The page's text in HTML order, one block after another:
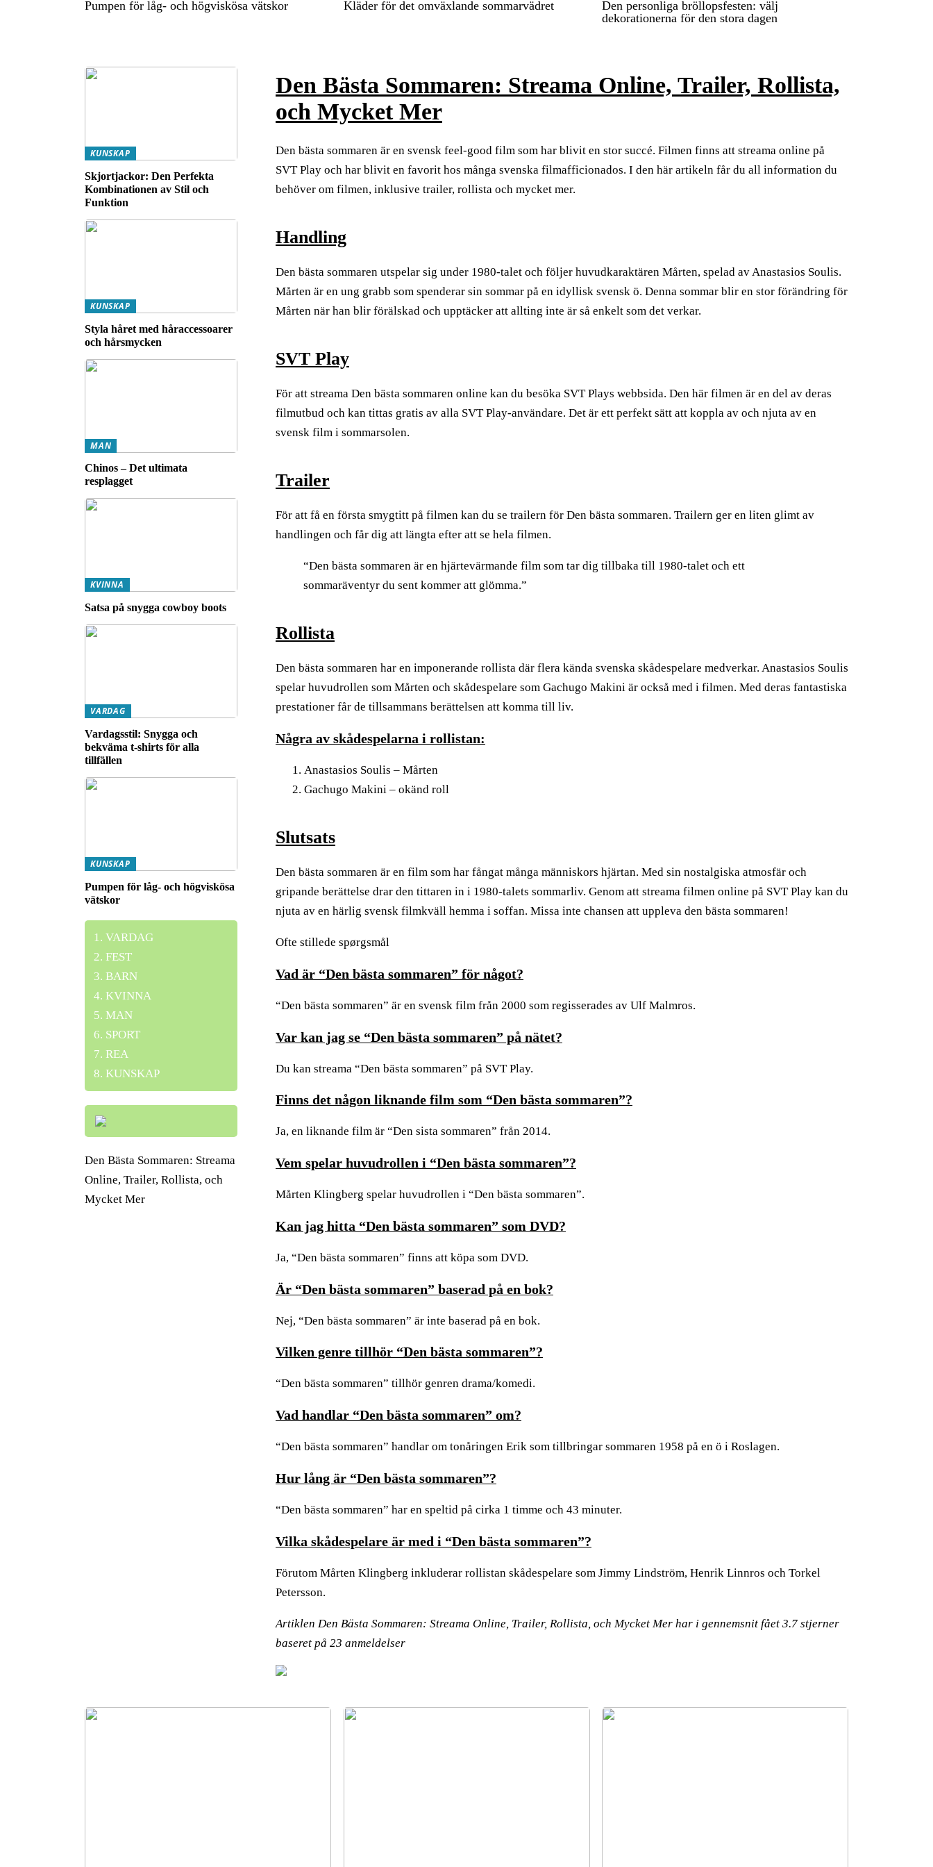
Pumpen för låg- och högviskösa vätskor Kläder för det omväxlande sommarvädret
Den personliga bröllopsfesten: välj
dekorationerna för den stora dagen
Den Bästa Sommaren: Streama Online, Trailer, Rollista,
och Mycket Mer
Den bästa sommaren är en svensk feel-good film som har blivit en stor succé. Filmen finns att streama online på
SVT Play och har blivit en favorit hos många svenska filmafficionados. I den här artikeln får du all information du
behöver om filmen, inklusive trailer, rollista och mycket mer.
Handling
Den bästa sommaren utspelar sig under 1980-talet och följer huvudkaraktären Mårten, spelad av Anastasios Soulis.
Mårten är en ung grabb som spenderar sin sommar på en idyllisk svensk ö. Denna sommar blir en stor förändring för
Mårten när han blir förälskad och upptäcker att allting inte är så enkelt som det verkar.
SVT Play
För att streama Den bästa sommaren online kan du besöka SVT Plays webbsida. Den här filmen är en del av deras
filmutbud och kan tittas gratis av alla SVT Play-användare. Det är ett perfekt sätt att koppla av och njuta av en
svensk film i sommarsolen.
Trailer
För att få en första smygtitt på filmen kan du se trailern för Den bästa sommaren. Trailern ger en liten glimt av
handlingen och får dig att längta efter att se hela filmen.
“Den bästa sommaren är en hjärtevärmande film som tar dig tillbaka till 1980-talet och ett
sommaräventyr du sent kommer att glömma.”
Rollista
Den bästa sommaren har en imponerande rollista där flera kända svenska skådespelare medverkar. Anastasios Soulis
spelar huvudrollen som Mårten och skådespelare som Gachugo Makini är också med i filmen. Med deras fantastiska
prestationer får de tillsammans berättelsen att komma till liv.
Några av skådespelarna i rollistan:
Anastasios Soulis – Mårten
Gachugo Makini – okänd roll
Slutsats
Den bästa sommaren är en film som har fångat många människors hjärtan. Med sin nostalgiska atmosfär och
gripande berättelse drar den tittaren in i 1980-talets sommarliv. Genom att streama filmen online på SVT Play kan du
njuta av en härlig svensk filmkväll hemma i soffan. Missa inte chansen att uppleva den bästa sommaren!
Ofte stillede spørgsmål
Vad är “Den bästa sommaren” för något?
“Den bästa sommaren” är en svensk film från 2000 som regisserades av Ulf Malmros.
Var kan jag se “Den bästa sommaren” på nätet?
Du kan streama “Den bästa sommaren” på SVT Play.
Finns det någon liknande film som “Den bästa sommaren”?
Ja, en liknande film är “Den sista sommaren” från 2014.
Vem spelar huvudrollen i “Den bästa sommaren”?
Mårten Klingberg spelar huvudrollen i “Den bästa sommaren”.
Kan jag hitta “Den bästa sommaren” som DVD?
Ja, “Den bästa sommaren” finns att köpa som DVD.
Är “Den bästa sommaren” baserad på en bok?
Nej, “Den bästa sommaren” är inte baserad på en bok.
Vilken genre tillhör “Den bästa sommaren”?
“Den bästa sommaren” tillhör genren drama/komedi.
Vad handlar “Den bästa sommaren” om?
“Den bästa sommaren” handlar om tonåringen Erik som tillbringar sommaren 1958 på en ö i Roslagen.
Hur lång är “Den bästa sommaren”?
“Den bästa sommaren” har en speltid på cirka 1 timme och 43 minuter.
Vilka skådespelare är med i “Den bästa sommaren”?
Förutom Mårten Klingberg inkluderar rollistan skådespelare som Jimmy Lindström, Henrik Linnros och Torkel
Petersson.
Artiklen Den Bästa Sommaren: Streama Online, Trailer, Rollista, och Mycket Mer har i gennemsnit fået 3.7 stjerner
baseret på 23 anmeldelser
KUNSKAP
Skjortjackor: Den Perfekta
Kombinationen av Stil och
Funktion
KUNSKAP
Styla håret med håraccessoarer
och hårsmycken
MAN
Chinos – Det ultimata
resplagget
KVINNA
Satsa på snygga cowboy boots
VARDAG
Vardagsstil: Snygga och
bekväma t-shirts för alla
tillfällen
KUNSKAP
Pumpen för låg- och högviskösa
vätskor
VARDAG
FEST
BARN
KVINNA
MAN
SPORT
REA
KUNSKAP
Den Bästa Sommaren: Streama
Online, Trailer, Rollista, och
Mycket Mer